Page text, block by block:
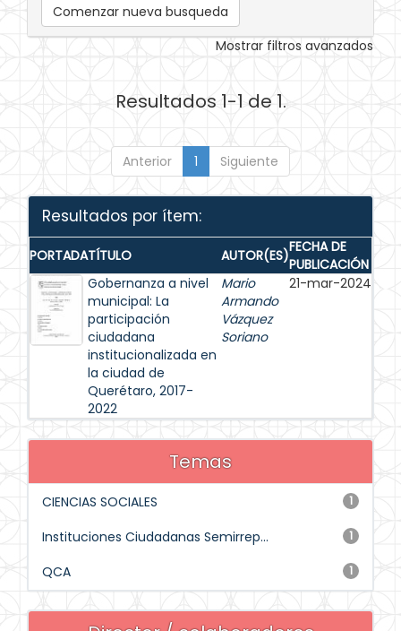
Comenzar nueva busqueda
Mostrar filtros avanzados
Resultados 1-1 de 1.
Anterior 1 Siguiente
Resultados por ítem:
PORTADATÍTULO AUTOR(ES)FECHA DE
PUBLICACIÓN
Gobernanza a nivel
municipal: La
participación
ciudadana
institucionalizada en
la ciudad de
Querétaro, 2017-
2022
Mario
Armando
Vázquez
Soriano
21-mar-2024
Temas
1
CIENCIAS SOCIALES
1
Instituciones Ciudadanas Semirrep...
1
QCA